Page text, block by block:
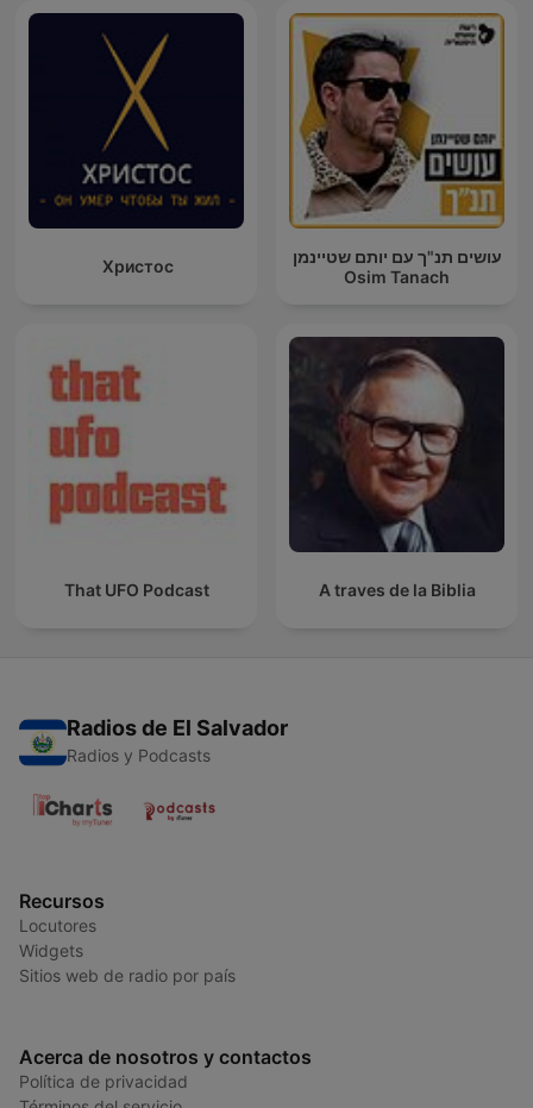
Христос
עושים תנ"ך עם יותם שטיינמן
Osim Tanach
That UFO Podcast A traves de la Biblia
Radios de El Salvador
Radios y Podcasts
Recursos
Locutores
Widgets
Sitios web de radio por país
Acerca de nosotros y contactos
Política de privacidad